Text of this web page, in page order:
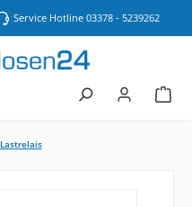
Service Hotline 03378 - 5239262
Lastrelais